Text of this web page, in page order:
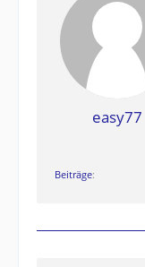
easy77
Beiträge